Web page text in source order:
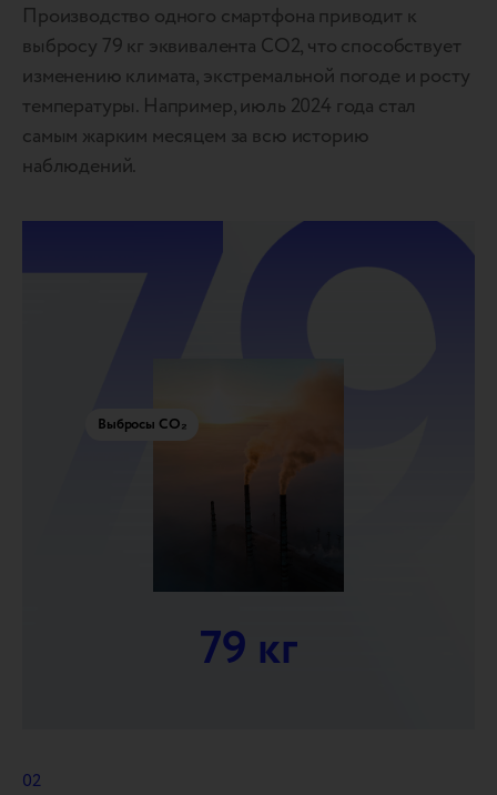
Производство одного смартфона приводит к
выбросу 79 кг эквивалента СО2, что способствует
изменению климата, экстремальной погоде и росту
температуры. Например, июль 2024 года стал
самым жарким месяцем за всю историю
наблюдений.
Выбросы CO₂
79 кг
02